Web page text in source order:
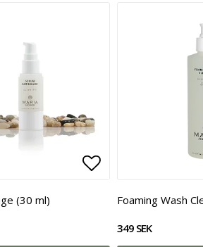
Lägg till i
(30 ml)
Foaming Wash
349 SEK